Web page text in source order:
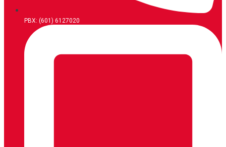
PBX: (601) 6127020